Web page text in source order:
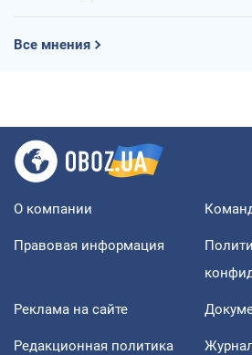
Все мнения
О компании
Правовая информация
Реклама на сайте
Редакционная политика